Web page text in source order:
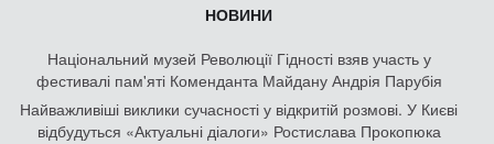
НОВИНИ
Національний музей Революції Гідності взяв участь у
фестивалі пам'яті Коменданта Майдану Андрія Парубія
Найважливіші виклики сучасності у відкритій розмові. У Києві
відбудуться «Актуальні діалоги» Ростислава Прокопюка